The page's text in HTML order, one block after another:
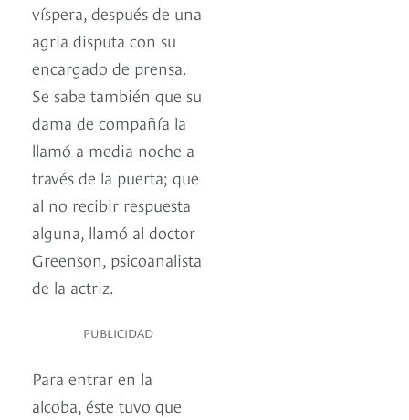
víspera, después de una
agria disputa con su
encargado de prensa.
Se sabe también que su
dama de compañía la
llamó a media noche a
través de la puerta; que
al no recibir respuesta
alguna, llamó al doctor
Greenson, psicoanalista
de la actriz.
PUBLICIDAD
Para entrar en la
alcoba, éste tuvo que